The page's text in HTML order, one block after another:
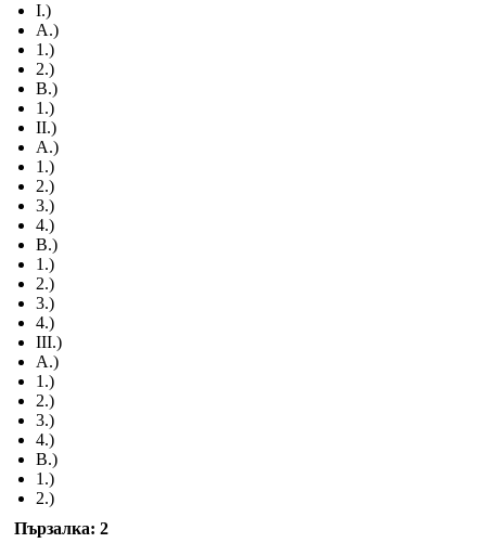
I.)
A.)
1.)
2.)
B.)
1.)
II.)
A.)
1.)
2.)
3.)
4.)
B.)
1.)
2.)
3.)
4.)
III.)
A.)
1.)
2.)
3.)
4.)
B.)
1.)
2.)
Пързалка: 2